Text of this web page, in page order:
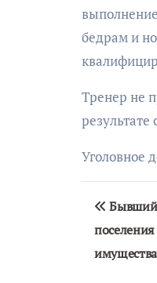
бедрам и
Тренер не
Уголовное
по
Бывший
имущества